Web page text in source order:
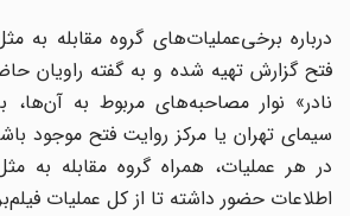
درباره برخی‌عملیات‌های گروه مقابله به
فتح گزارش تهیه شده و به گفته راویان
نادر» نوار مصاحبه‌های مربوط به آن‌ها،
سیمای تهران یا مرکز روایت فتح موجود
در هر عملیات، همراه گروه مقابله به
اطلاعات حضور داشته تا از کل عملیات